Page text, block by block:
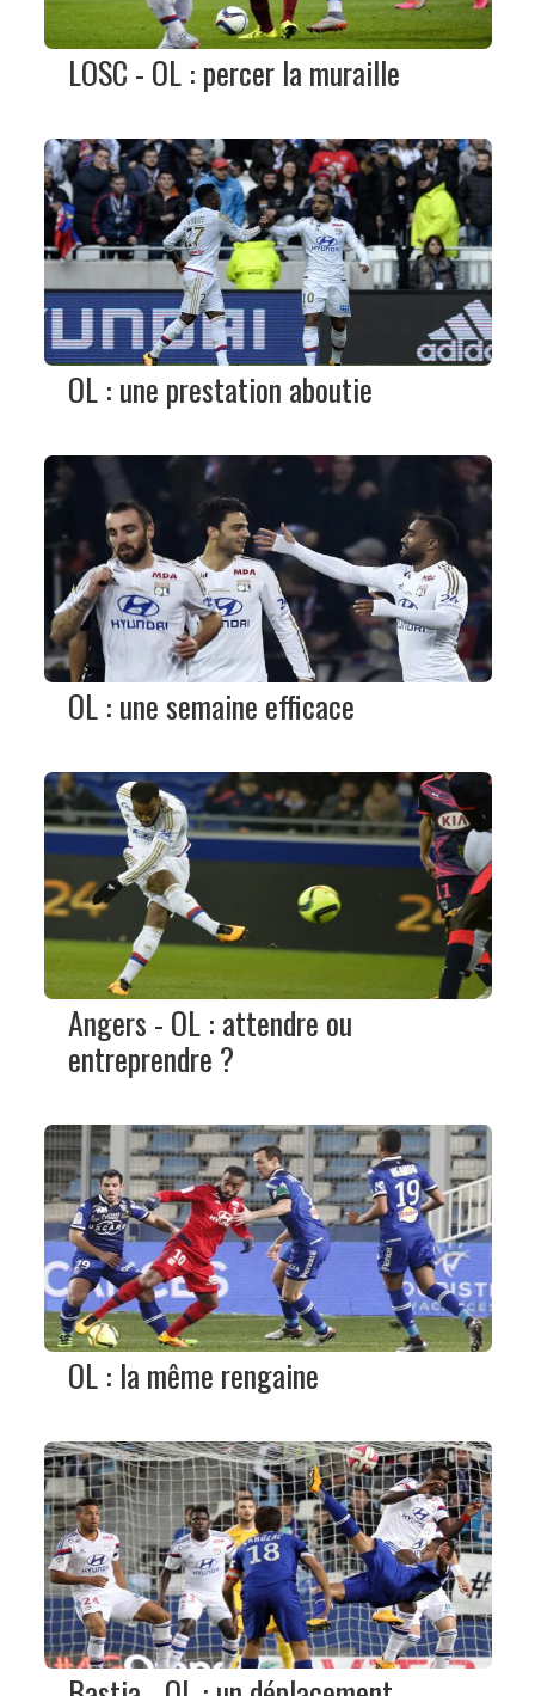
LOSC - OL : percer la muraille
OL : une prestation aboutie
OL : une semaine efficace
Angers - OL : attendre ou
entreprendre ?
OL : la même rengaine